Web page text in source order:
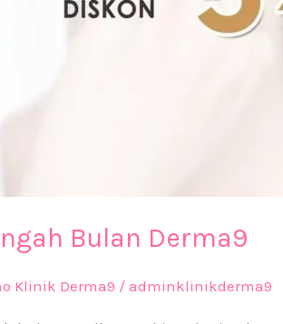
Bulan Derma9
Klinik Derma9 /adminklinikderma9